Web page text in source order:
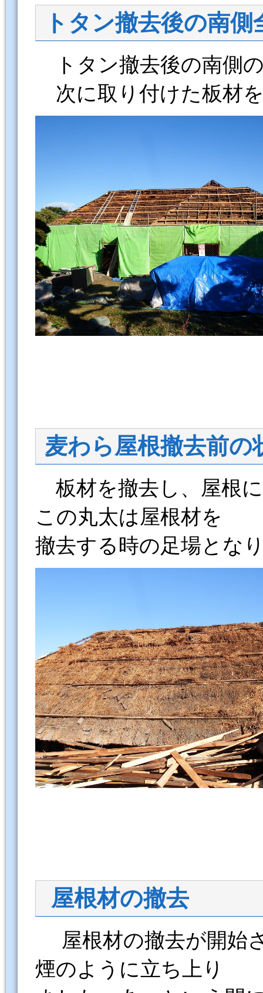
トタン撤去後の南側
トタン撤去後の南側
次に取り付けた板材
麦わら屋根撤去前の
板材を撤去し、屋根
この丸太は屋根材を
撤去する時の足場と
屋根材の撤去
屋根材の撤去が開始
煙のように立ち上り